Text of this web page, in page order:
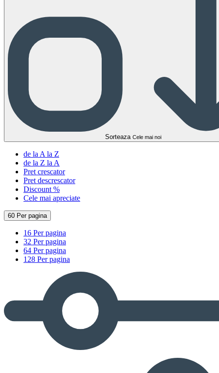
Sorteaza Cele mai noi
de la A la Z
de la Z la A
Pret crescator
Pret descrescator
Discount %
Cele mai apreciate
60 Per pagina
16 Per pagina
32 Per pagina
64 Per pagina
128 Per pagina